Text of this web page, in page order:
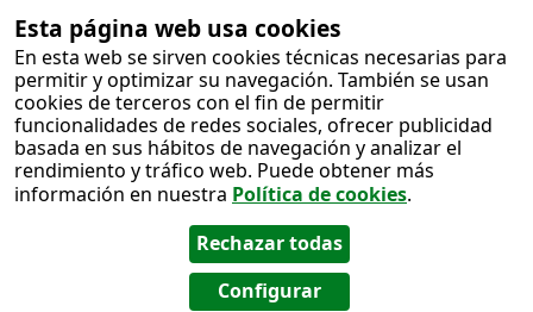
Esta página web usa cookies
En esta web se sirven cookies técnicas necesarias para
permitir y optimizar su navegación. También se usan
cookies de terceros con el fin de permitir
funcionalidades de redes sociales, ofrecer publicidad
basada en sus hábitos de navegación y analizar el
rendimiento y tráfico web. Puede obtener más
información en nuestra Política de cookies.